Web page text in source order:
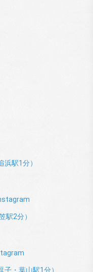
駅1分）
駅2分）
・葉山駅1分）